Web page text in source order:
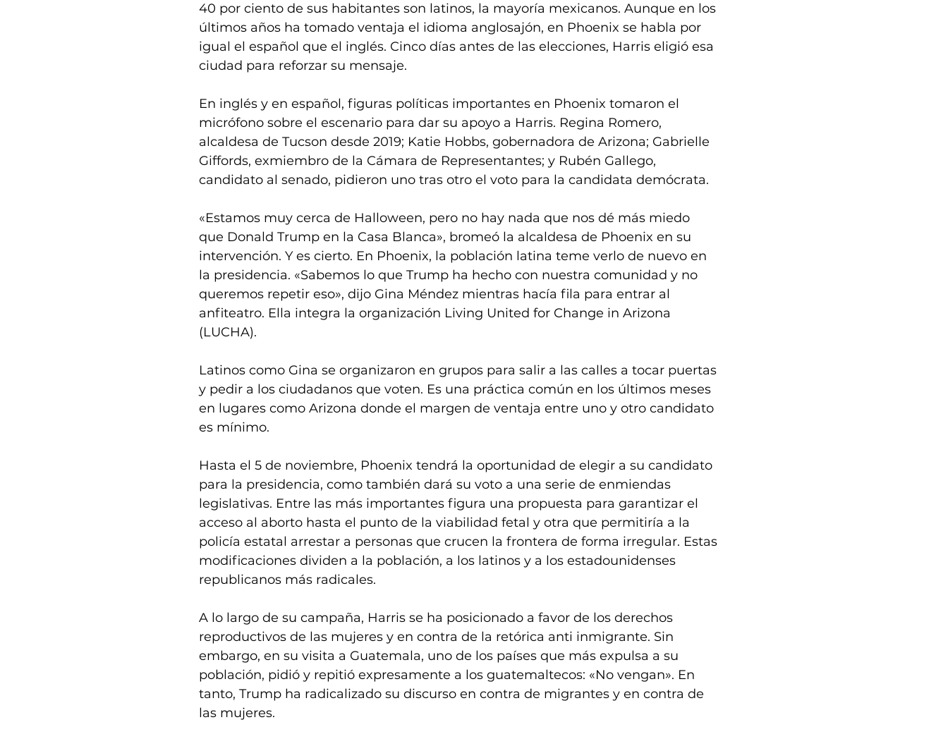
40 por ciento de sus habitantes son latinos, la mayoría mexicanos. Aunque en los
últimos años ha tomado ventaja el idioma anglosajón, en Phoenix se habla por
igual el español que el inglés. Cinco días antes de las elecciones, Harris eligió esa
ciudad para reforzar su mensaje.
En inglés y en español, figuras políticas importantes en Phoenix tomaron el
micrófono sobre el escenario para dar su apoyo a Harris. Regina Romero,
alcaldesa de Tucson desde 2019; Katie Hobbs, gobernadora de Arizona; Gabrielle
Giffords, exmiembro de la Cámara de Representantes; y Rubén Gallego,
candidato al senado, pidieron uno tras otro el voto para la candidata demócrata.
«Estamos muy cerca de Halloween, pero no hay nada que nos dé más miedo
que Donald Trump en la Casa Blanca», bromeó la alcaldesa de Phoenix en su
intervención. Y es cierto. En Phoenix, la población latina teme verlo de nuevo en
la presidencia. «Sabemos lo que Trump ha hecho con nuestra comunidad y no
queremos repetir eso», dijo Gina Méndez mientras hacía fila para entrar al
anfiteatro. Ella integra la organización Living United for Change in Arizona
(LUCHA).
Latinos como Gina se organizaron en grupos para salir a las calles a tocar puertas
y pedir a los ciudadanos que voten. Es una práctica común en los últimos meses
en lugares como Arizona donde el margen de ventaja entre uno y otro candidato
es mínimo.
Hasta el 5 de noviembre, Phoenix tendrá la oportunidad de elegir a su candidato
para la presidencia, como también dará su voto a una serie de enmiendas
legislativas. Entre las más importantes figura una propuesta para garantizar el
acceso al aborto hasta el punto de la viabilidad fetal y otra que permitiría a la
policía estatal arrestar a personas que crucen la frontera de forma irregular. Estas
modificaciones dividen a la población, a los latinos y a los estadounidenses
republicanos más radicales.
A lo largo de su campaña, Harris se ha posicionado a favor de los derechos
reproductivos de las mujeres y en contra de la retórica anti inmigrante. Sin
embargo, en su visita a Guatemala, uno de los países que más expulsa a su
población, pidió y repitió expresamente a los guatemaltecos: «No vengan». En
tanto, Trump ha radicalizado su discurso en contra de migrantes y en contra de
las mujeres.